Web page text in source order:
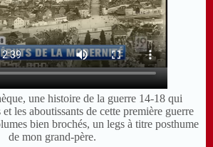
une histoire de la guerre 14-18 qui
les aboutissants de cette première guerre
bien brochés, un legs à titre posthume
de mon grand-père.